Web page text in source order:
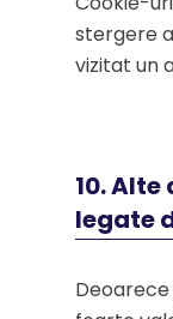
stergere
vizitat un
10.
legate